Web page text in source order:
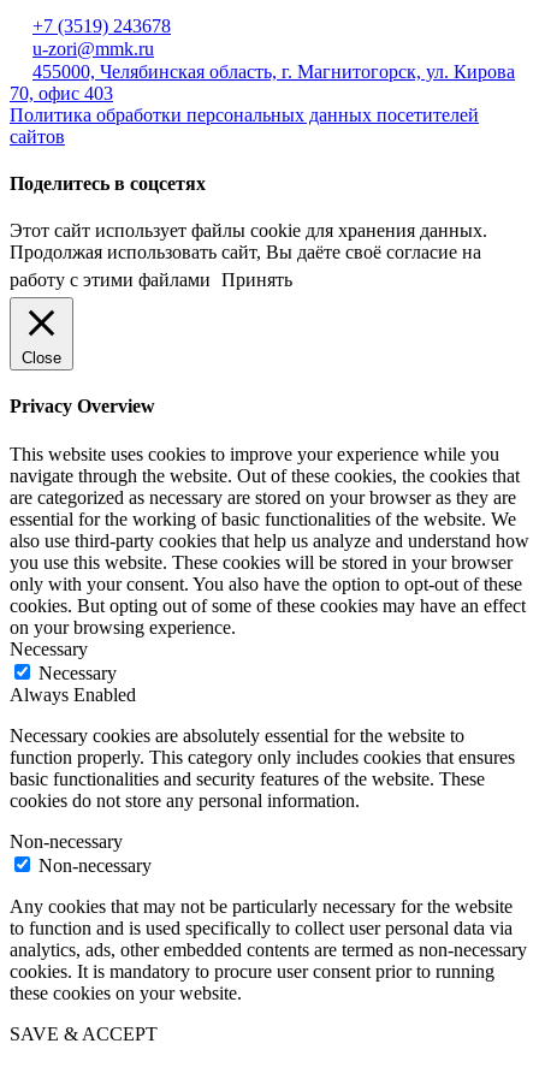
+7 (3519) 243678
u-zori@mmk.ru
455000, Челябинская область, г. Магнитогорск, ул. Кирова
70, офис 403
Политика обработки персональных данных посетителей
сайтов
Поделитесь в соцсетях
Этот сайт использует файлы cookie для хранения данных.
Продолжая использовать сайт, Вы даёте своё согласие на
работу с этими файлами Принять
Close
Privacy Overview
This website uses cookies to improve your experience while you
navigate through the website. Out of these cookies, the cookies that
are categorized as necessary are stored on your browser as they are
essential for the working of basic functionalities of the website. We
also use third-party cookies that help us analyze and understand how
you use this website. These cookies will be stored in your browser
only with your consent. You also have the option to opt-out of these
cookies. But opting out of some of these cookies may have an effect
on your browsing experience.
Necessary
Necessary
Always Enabled
Necessary cookies are absolutely essential for the website to
function properly. This category only includes cookies that ensures
basic functionalities and security features of the website. These
cookies do not store any personal information.
Non-necessary
Non-necessary
Any cookies that may not be particularly necessary for the website
to function and is used specifically to collect user personal data via
analytics, ads, other embedded contents are termed as non-necessary
cookies. It is mandatory to procure user consent prior to running
these cookies on your website.
SAVE & ACCEPT